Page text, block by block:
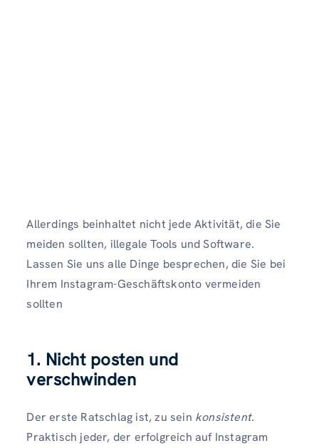
Allerdings beinhaltet nicht jede Aktivität, die Sie
meiden sollten, illegale Tools und Software.
Lassen Sie uns alle Dinge besprechen, die Sie bei
Ihrem Instagram-Geschäftskonto vermeiden
sollten
1. Nicht posten und
verschwinden
Der erste Ratschlag ist, zu sein konsistent.
Praktisch jeder, der erfolgreich auf Instagram